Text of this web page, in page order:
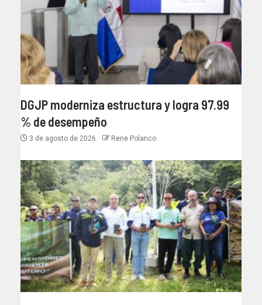
DGJP moderniza estructura y logra 97.99
% de desempeño
3 de agosto de 2026 Rene Polanco